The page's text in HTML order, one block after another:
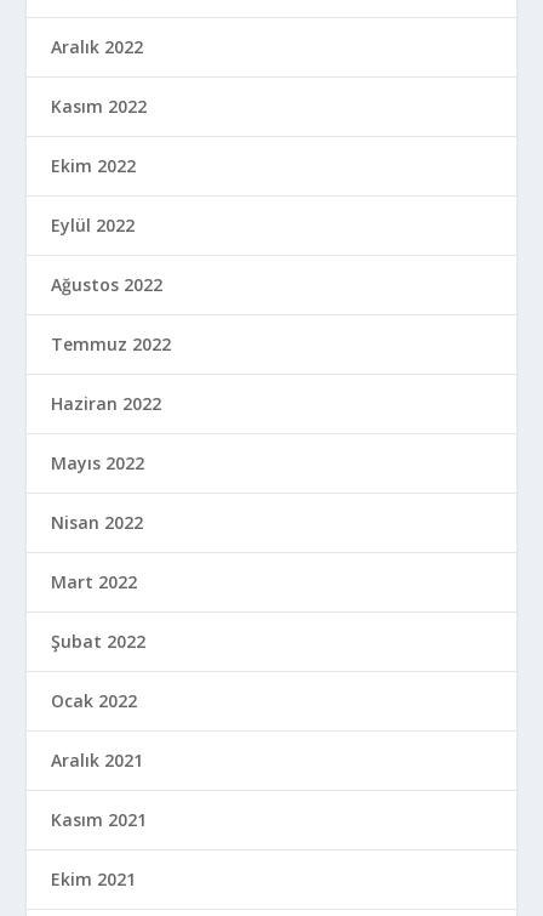
Aralık 2022
Kasım 2022
Ekim 2022
Eylül 2022
Ağustos 2022
Temmuz 2022
Haziran 2022
Mayıs 2022
Nisan 2022
Mart 2022
Şubat 2022
Ocak 2022
Aralık 2021
Kasım 2021
Ekim 2021